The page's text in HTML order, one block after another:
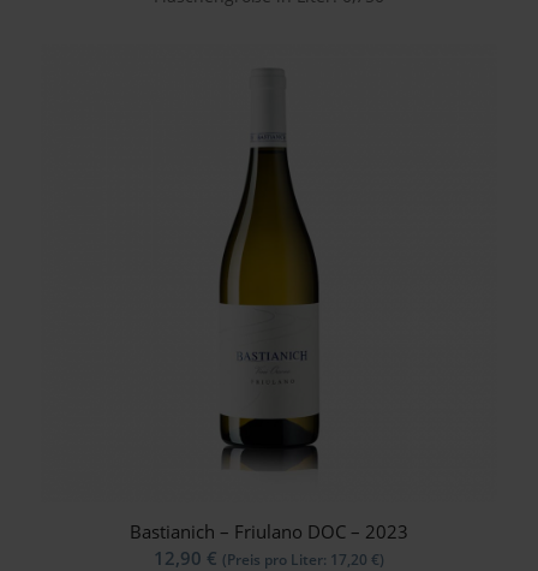
Bastianich – Friulano DOC – 2023
12,90 € (Preis pro Liter: 17,20 €)